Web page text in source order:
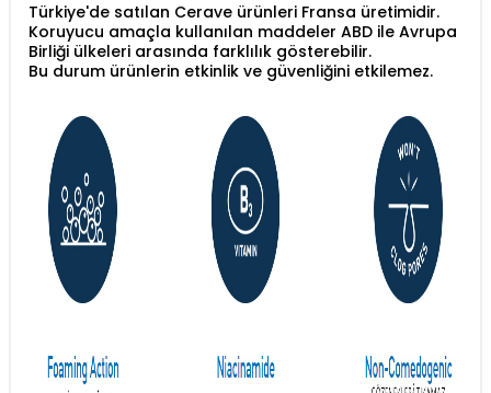
Türkiye'de satılan Cerave ürünleri Fransa üretimidir.
Koruyucu amaçla kullanılan maddeler ABD ile Avrupa
Birliği ülkeleri arasında farklılık gösterebilir.
Bu durum ürünlerin etkinlik ve güvenliğini etkilemez.